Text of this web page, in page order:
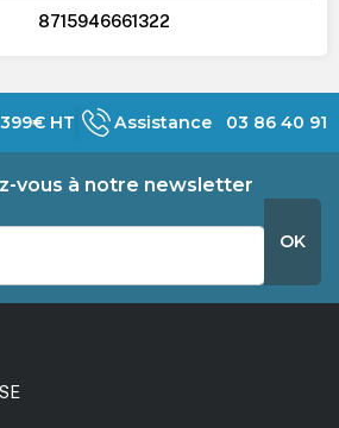
8715946661322
HT Assistance 03 86 40 91
vous à notre newsletter
OK